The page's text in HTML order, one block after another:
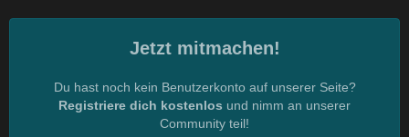
Jetzt mitmachen!
Du hast noch kein Benutzerkonto auf unserer Seite?
Registriere dich kostenlos und nimm an unserer
Community teil!